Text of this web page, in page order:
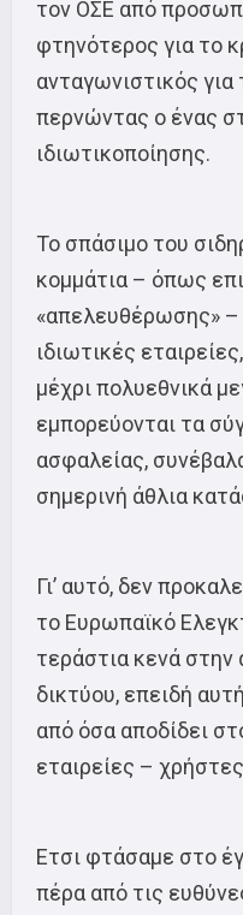
τον ΟΣΕ από
φτηνότερος για το
ανταγωνιστικός
περνώντας ο ένας
ιδιωτικοποίησης.
Το σπάσιμο του
κομμάτια – όπως
«απελευθέρωσης» –
ιδιωτικές
μέχρι πολυεθνικά
εμπορεύονται τα
ασφαλείας,
σημερινή άθλια
Γι’ αυτό, δεν
το Ευρωπαϊκό
τεράστια κενά
δικτύου, επειδή
από όσα αποδίδει
εταιρείες –
Ετσι φτάσαμε στο
πέρα από τις